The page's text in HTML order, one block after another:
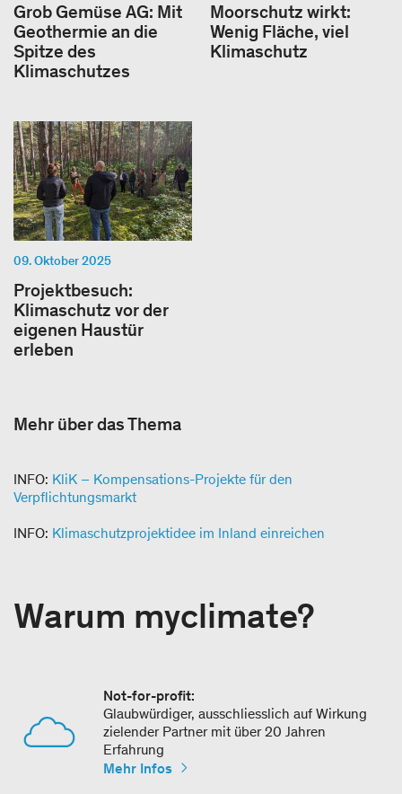
Grob Gemüse AG: Mit
Geothermie an die
Spitze des
Klimaschutzes
Moorschutz wirkt:
Wenig Fläche, viel
Klimaschutz
09. Oktober 2025
Projektbesuch:
Klimaschutz vor der
eigenen Haustür
erleben
Mehr über das Thema
INFO: KliK – Kompensations-​Projekte für den
Verpflichtungsmarkt
INFO: Klimaschutzprojektidee im Inland einreichen
Warum myclimate?
Not-for-profit:
Glaubwürdiger, ausschliesslich auf Wirkung
zielender Partner mit über 20 Jahren
Erfahrung
Mehr Infos